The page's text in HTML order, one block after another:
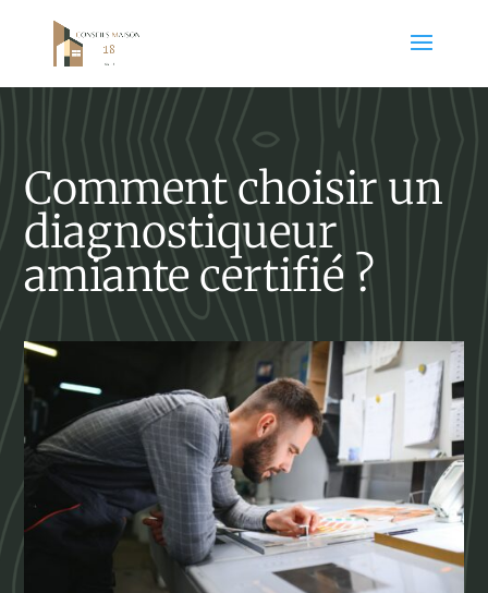
Comment choisir un
diagnostiqueur
amiante certifié ?